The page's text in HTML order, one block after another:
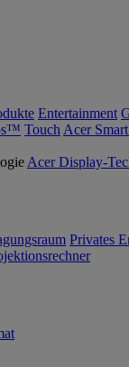
Entertainment
Touch Acer
Acer Display-
Privates